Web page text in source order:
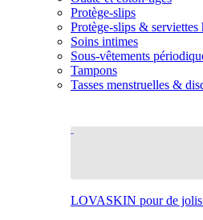
Protège-slips
Protège-slips & serviettes
Soins intimes
Sous-vêtements
Tampons
Tasses menstruelles &
LOVASKIN pour de jolis